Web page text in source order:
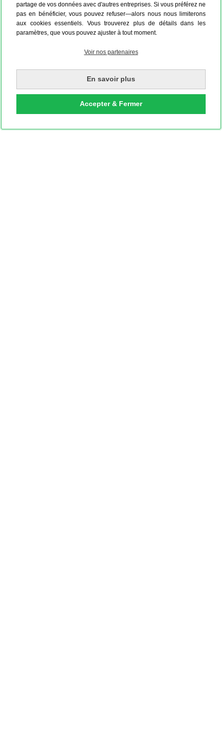
partage de vos données avec d'autres entreprises. Si vous préférez ne
pas en bénéficier, vous pouvez refuser—alors nous nous limiterons
aux cookies essentiels. Vous trouverez plus de détails dans les
paramètres, que vous pouvez ajuster à tout moment.
Voir nos partenaires
En savoir plus
Accepter & Fermer